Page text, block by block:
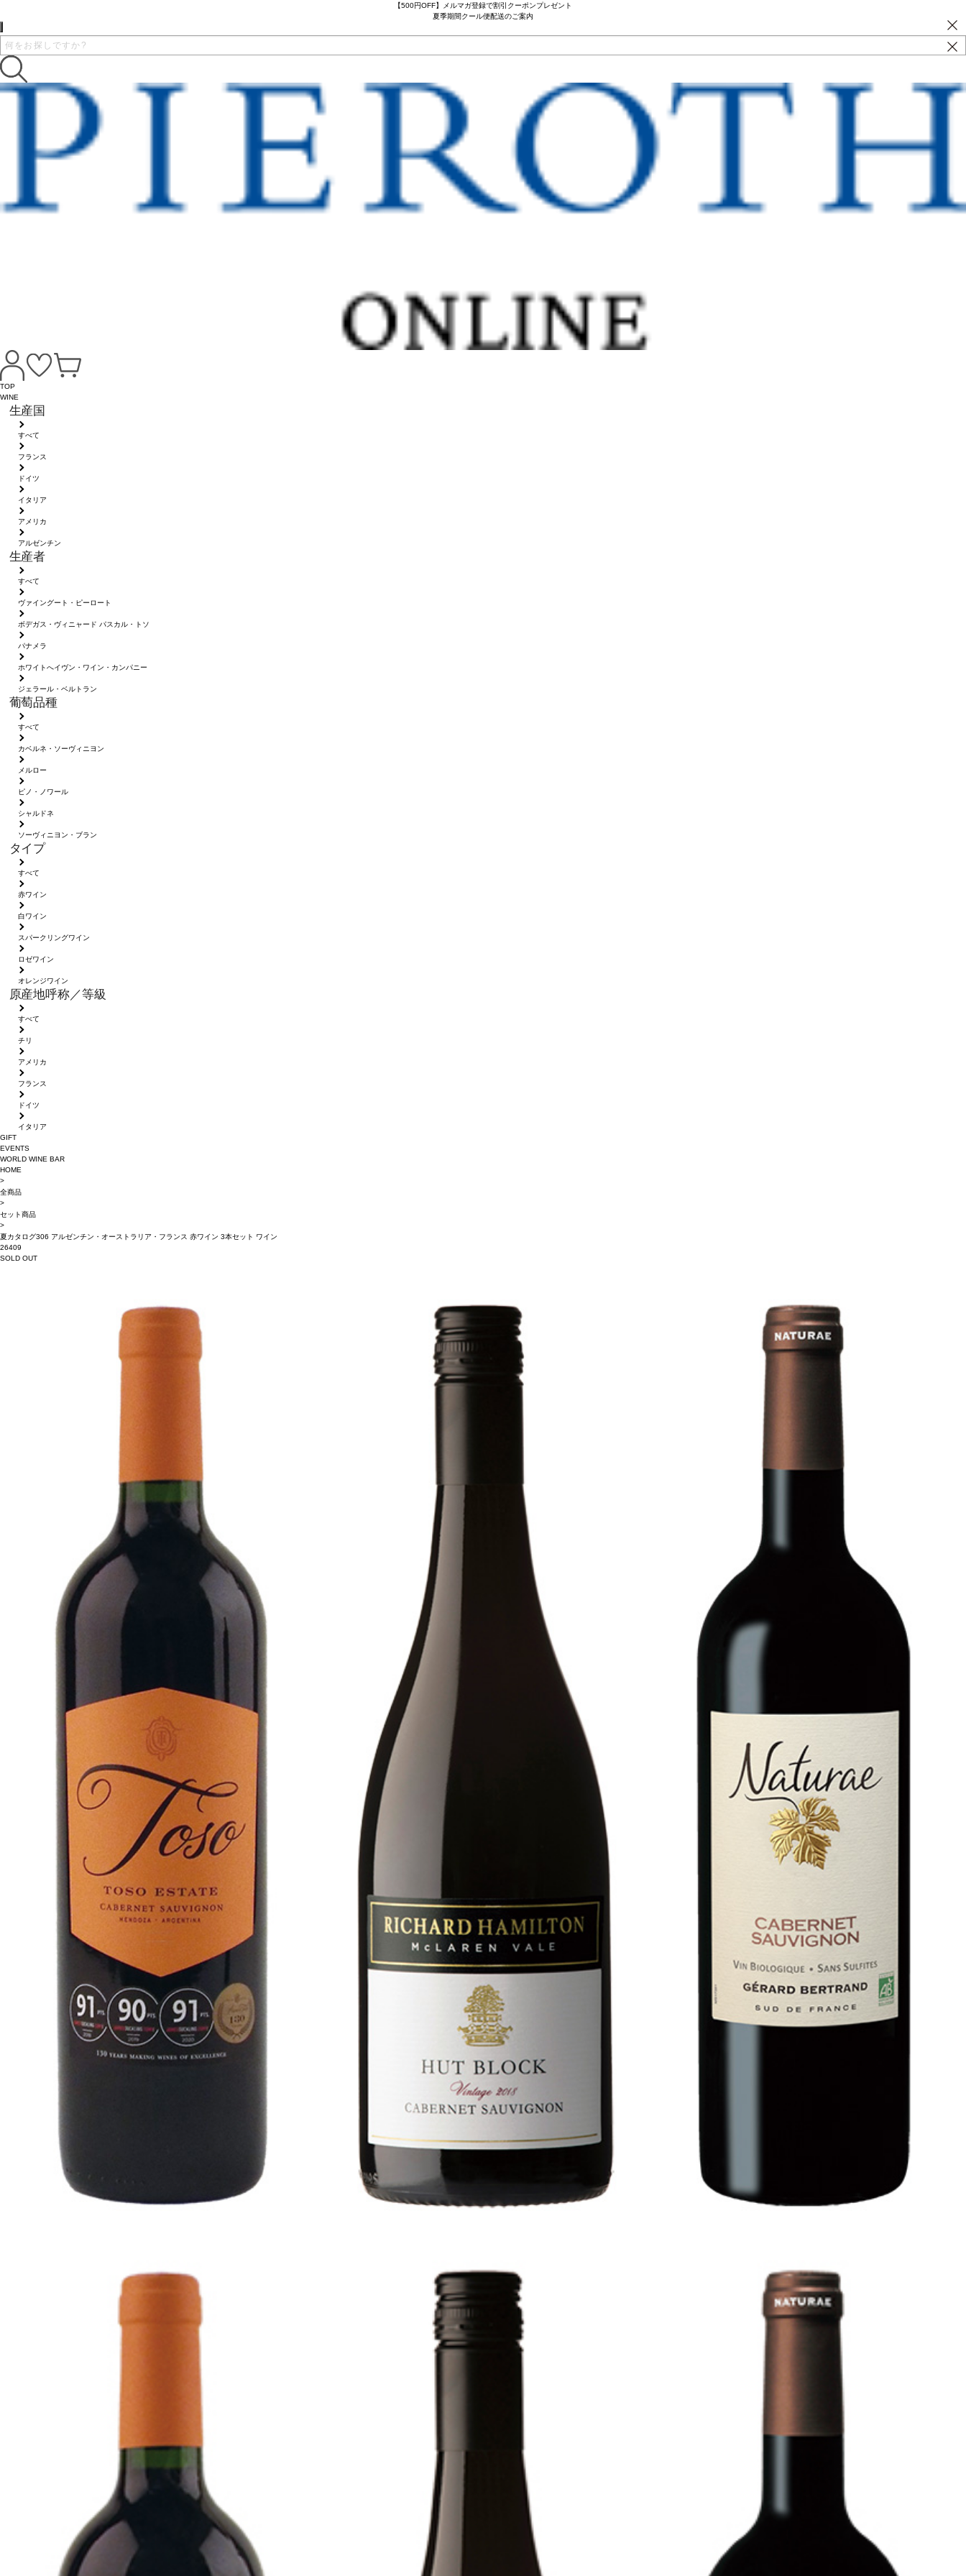
【500円OFF】メルマガ登録で割引クーポンプレゼント
夏季期間クール便配送のご案内
TOP
WINE
生産国
すべて
フランス
ドイツ
イタリア
アメリカ
アルゼンチン
生産者
すべて
ヴァイングート・ピーロート
ボデガス・ヴィニャード パスカル・トソ
パナメラ
ホワイトへイヴン・ワイン・カンパニー
ジェラール・ベルトラン
葡萄品種
すべて
カベルネ・ソーヴィニヨン
メルロー
ピノ・ノワール
シャルドネ
ソーヴィニヨン・ブラン
タイプ
すべて
赤ワイン
白ワイン
スパークリングワイン
ロゼワイン
オレンジワイン
原産地呼称／等級
すべて
チリ
アメリカ
フランス
ドイツ
イタリア
GIFT
EVENTS
WORLD WINE BAR
HOME
>
全商品
>
セット商品
>
夏カタログ306 アルゼンチン・オーストラリア・フランス 赤ワイン 3本セット ワイン
26409
SOLD OUT